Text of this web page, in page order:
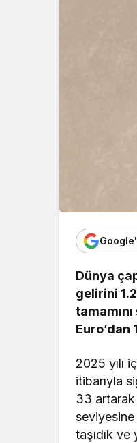
Dünya
gelirini
Euro’dan
2025 yılı
itibarıyla
33 artarak
taşıdık